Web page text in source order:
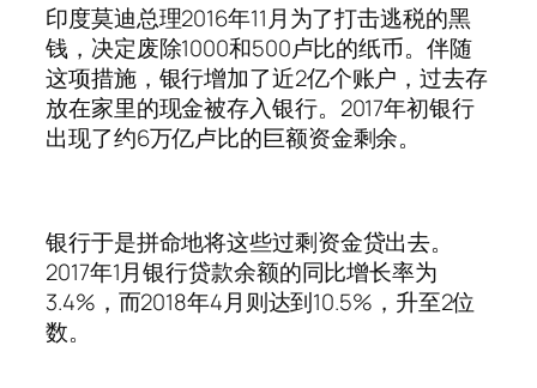
印度莫迪总理2016年11月为了打击逃税的黑
钱，决定废除1000和500卢比的纸币。伴随
这项措施，银行增加了近2亿个账户，过去存
放在家里的现金被存入银行。2017年初银行
出现了约6万亿卢比的巨额资金剩余。
银行于是拼命地将这些过剩资金贷出去。
2017年1月银行贷款余额的同比增长率为
3.4%，而2018年4月则达到10.5%，升至2位
数。